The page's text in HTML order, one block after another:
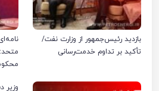
بازدید رئیس‌جمهور از وزارت نفت/
تأکید بر تداوم خدمت‌رسانی
وزیر